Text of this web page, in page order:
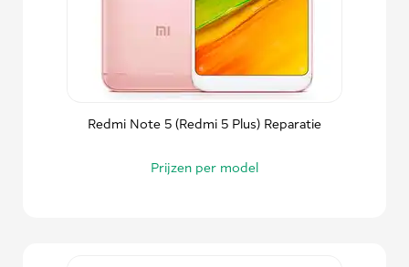
Redmi Note 5 (Redmi 5 Plus) Reparatie
Prijzen per model